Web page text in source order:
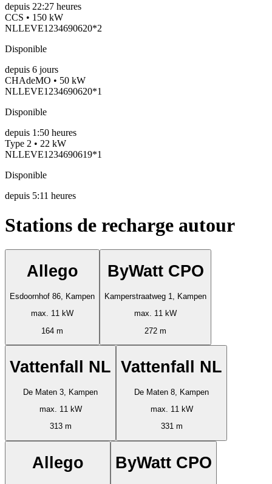
depuis 22:27 heures
CCS • 150 kW
NLLEVE1234690620*2
Disponible
depuis 6 jours
CHAdeMO • 50 kW
NLLEVE1234690620*1
Disponible
depuis 1:50 heures
Type 2 • 22 kW
NLLEVE1234690619*1
Disponible
depuis 5:11 heures
Stations de recharge autour
Allego
Esdoornhof 86, Kampen
max. 11 kW
164 m
ByWatt CPO
Kamperstraatweg 1, Kampen
max. 11 kW
272 m
Vattenfall NL
De Maten 3, Kampen
max. 11 kW
313 m
Vattenfall NL
De Maten 8, Kampen
max. 11 kW
331 m
Allego ByWatt CPO